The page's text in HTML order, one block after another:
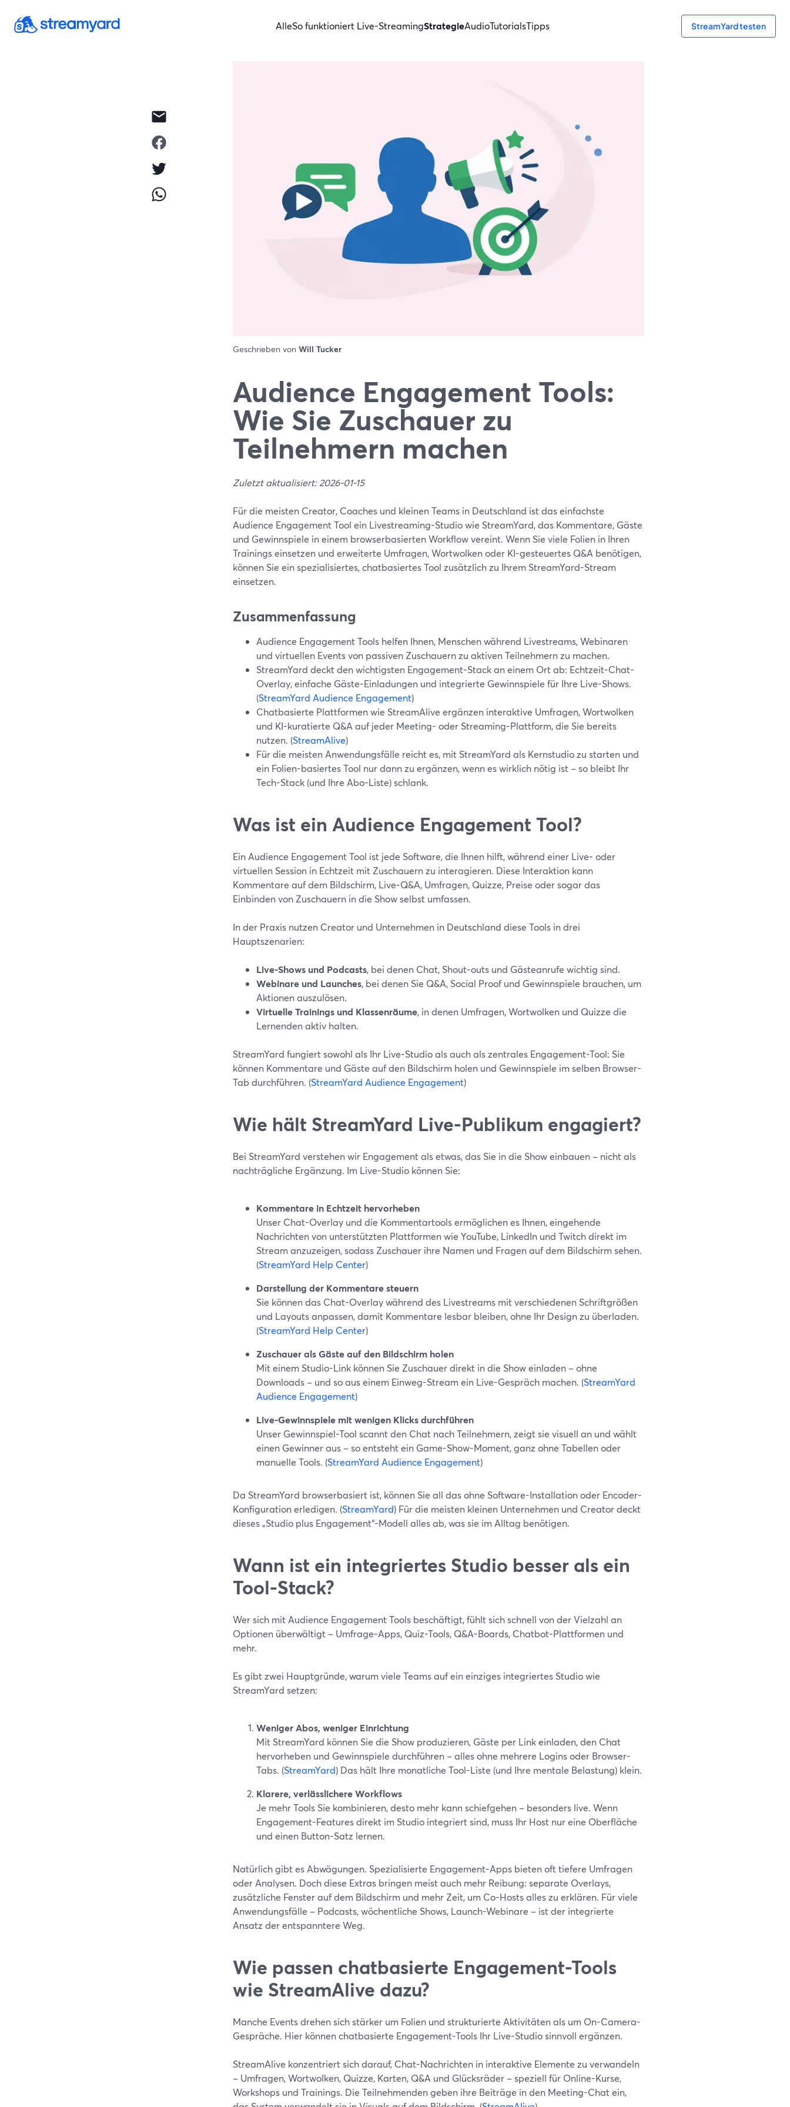
AlleSo funktioniert Live-StreamingStrategieAudioTutorialsTipps StreamYard testen
Geschrieben von Will Tucker
Audience Engagement Tools:
Wie Sie Zuschauer zu
Teilnehmern machen
Zuletzt aktualisiert: 2026-01-15
Für die meisten Creator, Coaches und kleinen Teams in Deutschland ist das einfachste
Audience Engagement Tool ein Livestreaming-Studio wie StreamYard, das Kommentare, Gäste
und Gewinnspiele in einem browserbasierten Workflow vereint. Wenn Sie viele Folien in Ihren
Trainings einsetzen und erweiterte Umfragen, Wortwolken oder KI-gesteuertes Q&A benötigen,
können Sie ein spezialisiertes, chatbasiertes Tool zusätzlich zu Ihrem StreamYard-Stream
einsetzen.
Zusammenfassung
Audience Engagement Tools helfen Ihnen, Menschen während Livestreams, Webinaren
und virtuellen Events von passiven Zuschauern zu aktiven Teilnehmern zu machen.
StreamYard deckt den wichtigsten Engagement-Stack an einem Ort ab: Echtzeit-Chat-
Overlay, einfache Gäste-Einladungen und integrierte Gewinnspiele für Ihre Live-Shows.
(StreamYard Audience Engagement)
Chatbasierte Plattformen wie StreamAlive ergänzen interaktive Umfragen, Wortwolken
und KI-kuratierte Q&A auf jeder Meeting- oder Streaming-Plattform, die Sie bereits
nutzen. (StreamAlive)
Für die meisten Anwendungsfälle reicht es, mit StreamYard als Kernstudio zu starten und
ein Folien-basiertes Tool nur dann zu ergänzen, wenn es wirklich nötig ist – so bleibt Ihr
Tech-Stack (und Ihre Abo-Liste) schlank.
Was ist ein Audience Engagement Tool?
Ein Audience Engagement Tool ist jede Software, die Ihnen hilft, während einer Live- oder
virtuellen Session in Echtzeit mit Zuschauern zu interagieren. Diese Interaktion kann
Kommentare auf dem Bildschirm, Live-Q&A, Umfragen, Quizze, Preise oder sogar das
Einbinden von Zuschauern in die Show selbst umfassen.
In der Praxis nutzen Creator und Unternehmen in Deutschland diese Tools in drei
Hauptszenarien:
Live-Shows und Podcasts, bei denen Chat, Shout-outs und Gästeanrufe wichtig sind.
Webinare und Launches, bei denen Sie Q&A, Social Proof und Gewinnspiele brauchen, um
Aktionen auszulösen.
Virtuelle Trainings und Klassenräume, in denen Umfragen, Wortwolken und Quizze die
Lernenden aktiv halten.
StreamYard fungiert sowohl als Ihr Live-Studio als auch als zentrales Engagement-Tool: Sie
können Kommentare und Gäste auf den Bildschirm holen und Gewinnspiele im selben Browser-
Tab durchführen. (StreamYard Audience Engagement)
Wie hält StreamYard Live-Publikum engagiert?
Bei StreamYard verstehen wir Engagement als etwas, das Sie in die Show einbauen – nicht als
nachträgliche Ergänzung. Im Live-Studio können Sie:
Kommentare in Echtzeit hervorheben
Unser Chat-Overlay und die Kommentartools ermöglichen es Ihnen, eingehende
Nachrichten von unterstützten Plattformen wie YouTube, LinkedIn und Twitch direkt im
Stream anzuzeigen, sodass Zuschauer ihre Namen und Fragen auf dem Bildschirm sehen.
(StreamYard Help Center)
Darstellung der Kommentare steuern
Sie können das Chat-Overlay während des Livestreams mit verschiedenen Schriftgrößen
und Layouts anpassen, damit Kommentare lesbar bleiben, ohne Ihr Design zu überladen.
(StreamYard Help Center)
Zuschauer als Gäste auf den Bildschirm holen
Mit einem Studio-Link können Sie Zuschauer direkt in die Show einladen – ohne
Downloads – und so aus einem Einweg-Stream ein Live-Gespräch machen. (StreamYard
Audience Engagement)
Live-Gewinnspiele mit wenigen Klicks durchführen
Unser Gewinnspiel-Tool scannt den Chat nach Teilnehmern, zeigt sie visuell an und wählt
einen Gewinner aus – so entsteht ein Game-Show-Moment, ganz ohne Tabellen oder
manuelle Tools. (StreamYard Audience Engagement)
Da StreamYard browserbasiert ist, können Sie all das ohne Software-Installation oder Encoder-
Konfiguration erledigen. (StreamYard) Für die meisten kleinen Unternehmen und Creator deckt
dieses „Studio plus Engagement“-Modell alles ab, was sie im Alltag benötigen.
Wann ist ein integriertes Studio besser als ein
Tool-Stack?
Wer sich mit Audience Engagement Tools beschäftigt, fühlt sich schnell von der Vielzahl an
Optionen überwältigt – Umfrage-Apps, Quiz-Tools, Q&A-Boards, Chatbot-Plattformen und
mehr.
Es gibt zwei Hauptgründe, warum viele Teams auf ein einziges integriertes Studio wie
StreamYard setzen:
Weniger Abos, weniger Einrichtung
Mit StreamYard können Sie die Show produzieren, Gäste per Link einladen, den Chat
hervorheben und Gewinnspiele durchführen – alles ohne mehrere Logins oder Browser-
Tabs. (StreamYard) Das hält Ihre monatliche Tool-Liste (und Ihre mentale Belastung) klein.
Klarere, verlässlichere Workflows
Je mehr Tools Sie kombinieren, desto mehr kann schiefgehen – besonders live. Wenn
Engagement-Features direkt im Studio integriert sind, muss Ihr Host nur eine Oberfläche
und einen Button-Satz lernen.
Natürlich gibt es Abwägungen. Spezialisierte Engagement-Apps bieten oft tiefere Umfragen
oder Analysen. Doch diese Extras bringen meist auch mehr Reibung: separate Overlays,
zusätzliche Fenster auf dem Bildschirm und mehr Zeit, um Co-Hosts alles zu erklären. Für viele
Anwendungsfälle – Podcasts, wöchentliche Shows, Launch-Webinare – ist der integrierte
Ansatz der entspanntere Weg.
Wie passen chatbasierte Engagement-Tools
wie StreamAlive dazu?
Manche Events drehen sich stärker um Folien und strukturierte Aktivitäten als um On-Camera-
Gespräche. Hier können chatbasierte Engagement-Tools Ihr Live-Studio sinnvoll ergänzen.
StreamAlive konzentriert sich darauf, Chat-Nachrichten in interaktive Elemente zu verwandeln
– Umfragen, Wortwolken, Quizze, Karten, Q&A und Glücksräder – speziell für Online-Kurse,
Workshops und Trainings. Die Teilnehmenden geben ihre Beiträge in den Meeting-Chat ein,